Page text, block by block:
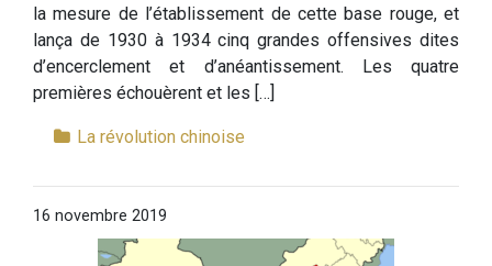
la mesure de l’établissement de cette base rouge, et
lança de 1930 à 1934 cinq grandes offensives dites
d’encerclement et d’anéantissement. Les quatre
premières échouèrent et les […]
La révolution chinoise
16 novembre 2019